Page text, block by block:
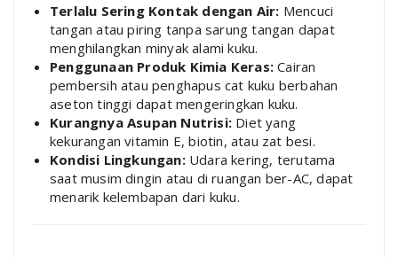
Terlalu Sering Kontak dengan Air: Mencuci
tangan atau piring tanpa sarung tangan dapat
menghilangkan minyak alami kuku.
Penggunaan Produk Kimia Keras: Cairan
pembersih atau penghapus cat kuku berbahan
aseton tinggi dapat mengeringkan kuku.
Kurangnya Asupan Nutrisi: Diet yang
kekurangan vitamin E, biotin, atau zat besi.
Kondisi Lingkungan:Udara kering, terutama
saat musim dingin atau di ruangan ber-AC, dapat
menarik kelembapan dari kuku.